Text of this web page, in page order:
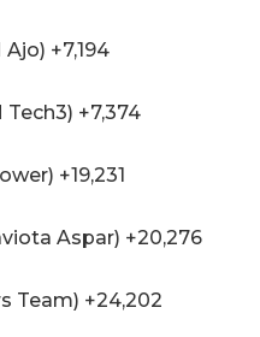
+7,194
+7,374
+19,231
Aspar) +20,276
Team) +24,202